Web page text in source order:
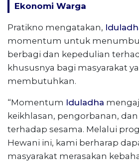
Ekonomi Warga
Pratikno mengatakan,
momentum untuk
berbagi dan kepedulian
khususnya bagi masyarakat
membutuhkan.
“Momentum Iduladha
keikhlasan, pengorbanan,
terhadap sesama. Melalui
Hewani ini, kami berharap
masyarakat merasakan